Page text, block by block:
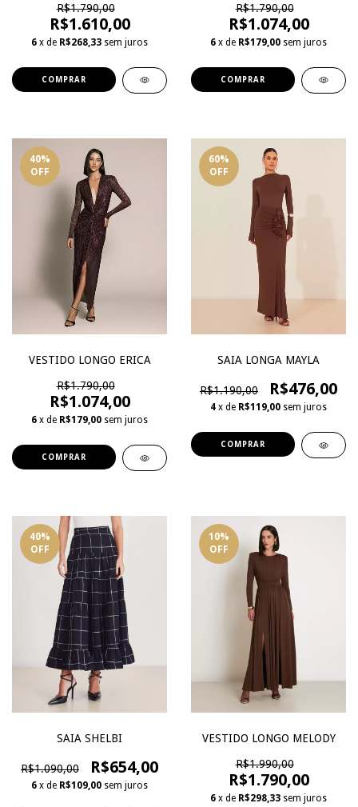
R$1.790,00
R$1.610,00
6 x de R$268,33 sem juros
COMPRAR
R$1.790,00
R$1.074,00
6 x de R$179,00 sem juros
COMPRAR
40%
OFF
VESTIDO LONGO ERICA
R$1.790,00
R$1.074,00
6 x de R$179,00 sem juros
COMPRAR
60%
OFF
SAIA LONGA MAYLA
R$1.190,00 R$476,00
4 x de R$119,00 sem juros
COMPRAR
40%
OFF
SAIA SHELBI
R$1.090,00 R$654,00
6 x de R$109,00 sem juros
10%
OFF
VESTIDO LONGO MELODY
R$1.990,00
R$1.790,00
6 x de R$298,33 sem juros